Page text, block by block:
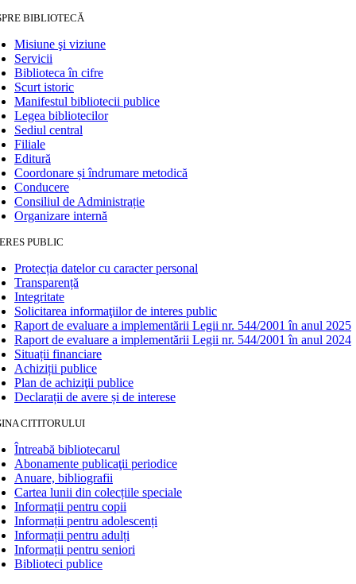
BIBLIOTECĂ
Misiune şi viziune
Servicii
Biblioteca în cifre
Scurt istoric
Manifestul bibliotecii publice
Legea bibliotecilor
Sediul central
Filiale
Editură
Coordonare și îndrumare metodică
Conducere
Consiliul de Administrație
Organizare internă
PUBLIC
Protecția datelor cu caracter personal
Transparență
Integritate
Solicitarea informaţiilor de interes public
Raport de evaluare a implementării Legii nr. 544/2001 în anul 2025
Raport de evaluare a implementării Legii nr. 544/2001 în anul 2024
Situații financiare
Achiziții publice
Plan de achiziţii publice
Declarații de avere și de interese
CITITORULUI
Întreabă bibliotecarul
Abonamente publicaţii periodice
Anuare, bibliografii
Cartea lunii din colecțiile speciale
Informații pentru copii
Informații pentru adolescenți
Informații pentru adulți
Informații pentru seniori
Biblioteci publice